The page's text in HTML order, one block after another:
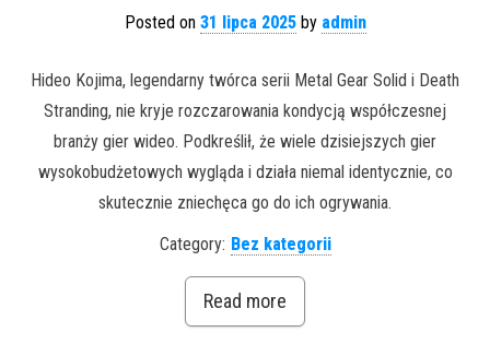
Posted on 31 lipca 2025by admin
Hideo Kojima, legendarny twórca serii Metal Gear Solid i Death
Stranding, nie kryje rozczarowania kondycją współczesnej
branży gier wideo. Podkreślił, że wiele dzisiejszych gier
wysokobudżetowych wygląda i działa niemal identycznie, co
skutecznie zniechęca go do ich ogrywania.
Category: Bez kategorii
Read more